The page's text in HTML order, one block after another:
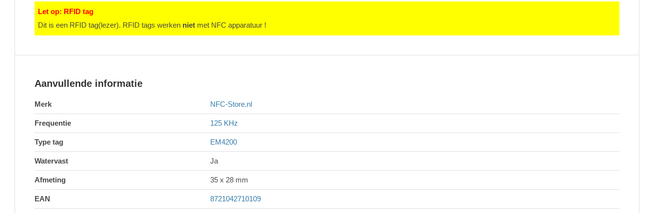
Let op: RFID tag
Dit is een RFID tag(lezer). RFID tags werken nietmet NFC apparatuur !
Aanvullende informatie
Merk NFC-Store.nl
Frequentie 125 KHz
Type tag EM4200
Watervast Ja
Afmeting 35 x 28 mm
EAN 8721042710109